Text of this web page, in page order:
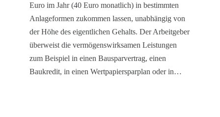
Euro im Jahr (40 Euro monatlich) in bestimmten
Anlageformen zukommen lassen, unabhängig von
der Höhe des eigentlichen Gehalts. Der Arbeitgeber
überweist die vermögenswirksamen Leistungen
zum Beispiel in einen Bausparvertrag, einen
Baukredit, in einen Wertpapiersparplan oder in…